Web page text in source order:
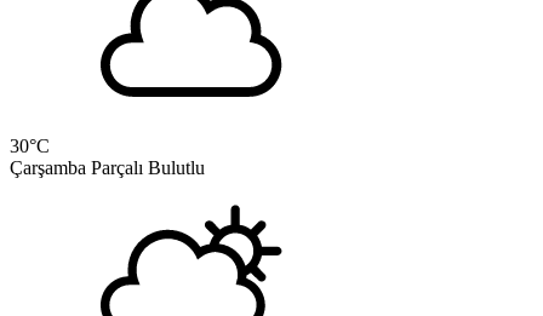
30°C
Çarşamba Parçalı Bulutlu